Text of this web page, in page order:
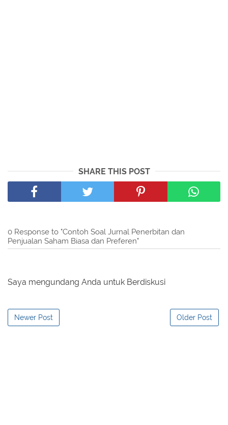
SHARE THIS POST
0 Response to "Contoh Soal Jurnal Penerbitan dan
Penjualan Saham Biasa dan Preferen"
Saya mengundang Anda untuk Berdiskusi
Newer Post Older Post